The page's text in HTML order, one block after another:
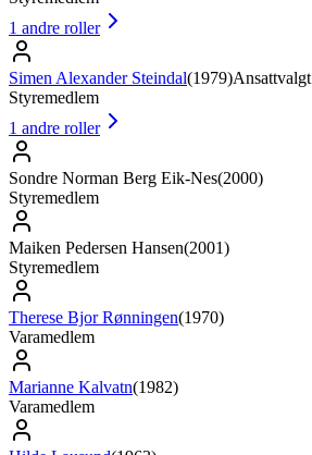
1 andre roller
Simen Alexander Steindal(1979)Ansattvalgt
Styremedlem
1 andre roller
Sondre Norman Berg Eik-Nes(2000)
Styremedlem
Maiken Pedersen Hansen(2001)
Styremedlem
Therese Bjor Rønningen(1970)
Varamedlem
Marianne Kalvatn(1982)
Varamedlem